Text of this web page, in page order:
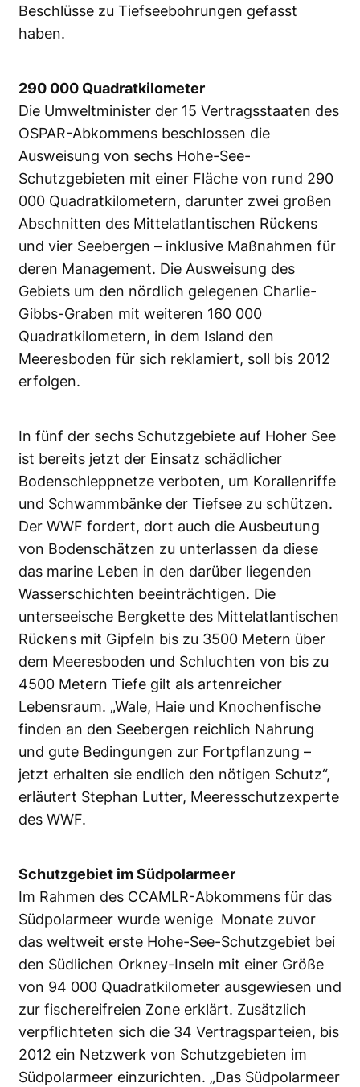
Beschlüsse zu Tiefseebohrungen gefasst
haben.
290 000 Quadratkilometer
Die Umweltminister der 15 Vertragsstaaten des
OSPAR-Abkommens beschlossen die
Ausweisung von sechs Hohe-See-
Schutzgebieten mit einer Fläche von rund 290
000 Quadratkilometern, darunter zwei großen
Abschnitten des Mittelatlantischen Rückens
und vier Seebergen – inklusive Maßnahmen für
deren Management. Die Ausweisung des
Gebiets um den nördlich gelegenen Charlie-
Gibbs-Graben mit weiteren 160 000
Quadratkilometern, in dem Island den
Meeresboden für sich reklamiert, soll bis 2012
erfolgen.
In fünf der sechs Schutzgebiete auf Hoher See
ist bereits jetzt der Einsatz schädlicher
Bodenschleppnetze verboten, um Korallenriffe
und Schwammbänke der Tiefsee zu schützen.
Der WWF fordert, dort auch die Ausbeutung
von Bodenschätzen zu unterlassen da diese
das marine Leben in den darüber liegenden
Wasserschichten beeinträchtigen. Die
unterseeische Bergkette des Mittelatlantischen
Rückens mit Gipfeln bis zu 3500 Metern über
dem Meeresboden und Schluchten von bis zu
4500 Metern Tiefe gilt als artenreicher
Lebensraum. „Wale, Haie und Knochenfische
finden an den Seebergen reichlich Nahrung
und gute Bedingungen zur Fortpflanzung –
jetzt erhalten sie endlich den nötigen Schutz“,
erläutert Stephan Lutter, Meeresschutzexperte
des WWF.
Schutzgebiet im Südpolarmeer
Im Rahmen des CCAMLR-Abkommens für das
Südpolarmeer wurde wenige Monate zuvor
das weltweit erste Hohe-See-Schutzgebiet bei
den Südlichen Orkney-Inseln mit einer Größe
von 94 000 Quadratkilometer ausgewiesen und
zur fischereifreien Zone erklärt. Zusätzlich
verpflichteten sich die 34 Vertragsparteien, bis
2012 ein Netzwerk von Schutzgebieten im
Südpolarmeer einzurichten. „Das Südpolarmeer